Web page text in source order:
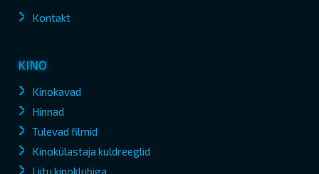
Kontakt
KINO
Kinokavad
Hinnad
Tulevad filmid
Kinokülastaja kuldreeglid
Liitu kinoklubiga